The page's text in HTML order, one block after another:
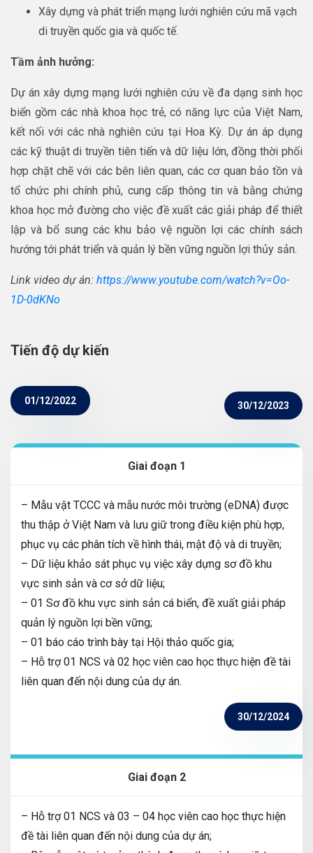
Xây dựng và phát triển mạng lưới nghiên cứu mã vạch
di truyền quốc gia và quốc tế.
Tầm ảnh hưởng:
Dự án xây dựng mạng lưới nghiên cứu về đa dạng sinh học
biển gồm các nhà khoa học trẻ, có năng lực của Việt Nam,
kết nối với các nhà nghiên cứu tại Hoa Kỳ. Dự án áp dụng
các kỹ thuật di truyền tiên tiến và dữ liệu lớn, đồng thời phối
hợp chặt chẽ với các bên liên quan, các cơ quan bảo tồn và
tổ chức phi chính phủ, cung cấp thông tin và bằng chứng
khoa học mở đường cho việc đề xuất các giải pháp để thiết
lập và bổ sung các khu bảo vệ nguồn lợi các chính sách
hướng tới phát triển và quản lý bền vững nguồn lợi thủy sản.
Link video dự án: https://www.youtube.com/watch?v=Oo-
1D-0dKNo
Tiến độ dự kiến
01/12/2022 30/12/2023
Giai đoạn 1
– Mẫu vật TCCC và mẫu nước môi trường (eDNA) được
thu thập ở Việt Nam và lưu giữ trong điều kiện phù hợp,
phục vụ các phân tích về hình thái, mật độ và di truyền;
– Dữ liệu khảo sát phục vụ việc xây dựng sơ đồ khu
vực sinh sản và cơ sở dữ liệu;
– 01 Sơ đồ khu vực sinh sản cá biển, đề xuất giải pháp
quản lý nguồn lợi bền vững;
– 01 báo cáo trình bày tại Hội thảo quốc gia;
– Hỗ trợ 01 NCS và 02 học viên cao học thực hiện đề tài
liên quan đến nội dung của dự án.
30/12/2024
Giai đoạn 2
– Hỗ trợ 01 NCS và 03 – 04 học viên cao học thực hiện
đề tài liên quan đến nội dung của dự án;